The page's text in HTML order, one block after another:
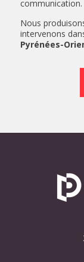
communication.
Nous
intervenons
Pyrénées-